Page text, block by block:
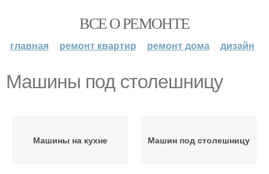
ВСЕ О РЕМОНТЕ
главная ремонт квартир ремонт дома дизайн
Машины под столешницу
Машины на кухне Машин под столешницу